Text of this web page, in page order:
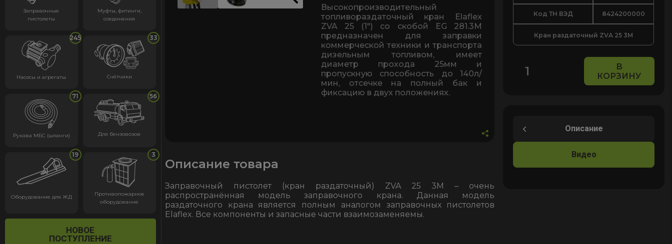
Высокопроизводительный
топливораздаточный кран Elaflex
ZVA 25 (1") со скобой EG 281.3М
предназначен для заправки
коммерческой техники и транспорта
дизельным топливом, имеет
диаметр прохода 25мм и
пропускную способность до 140л/
мин, отсечкe на полный бак и
фиксацию в двух положениях.
Описание товара
Заправочный пистолет (кран раздаточный) ZVA 25 3М – очень
распространённая модель заправочного крана. Данная модель
раздаточного крана является полным аналогом заправочных пистолетов
Elaflex. Все компоненты и запасные части взаимозаменяемы.
Заправочные
пистолеты
Муфты, фитинги,
соединения
Насосы и агрегаты
245
Счётчики
33
Рукава МБС (шланги)
71
Для бензовозов
56
Оборудование для ЖД
19
Противопожарное
оборудование
3
НОВОЕ
ПОСТУПЛЕНИЕ
Код ТН ВЭД 8424200000
Кран раздаточный ZVA 25 3М
Количество
кран
высокопроизводительный
для
В
КОРЗИНУ
Описание
Видео